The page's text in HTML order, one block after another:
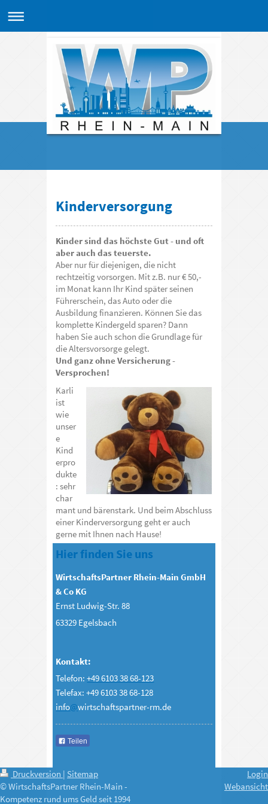
Kinderversorgung
Kinder sind das höchste Gut - und oft
aber auch das teuerste.
Aber nur für diejenigen, die nicht
rechtzeitig vorsorgen. Mit z.B. nur € 50,-
im Monat kann Ihr Kind später seinen
Führerschein, das Auto oder die
Ausbildung finanzieren. Können Sie das
komplette Kindergeld sparen? Dann
haben Sie auch schon die Grundlage für
die Altersvorsorge gelegt.
Und ganz ohne Versicherung -
Versprochen!
Karli
ist
wie
unser
e
Kind
erpro
dukte
: sehr
char
mant und bärenstark. Und beim Abschluss
einer Kinderversorgung geht er auch
gerne mit Ihnen nach Hause!
Hier finden Sie uns
WirtschaftsPartner Rhein-Main GmbH
& Co KG
Ernst Ludwig-Str. 88
63329 Egelsbach
Kontakt:
Telefon: +49 6103 38 68-123
Telefax: +49 6103 38 68-128
info@wirtschaftspartner-rm.de
Teilen
Druckversion | Sitemap
© WirtschaftsPartner Rhein-Main -
Kompetenz rund ums Geld seit 1994
Login
Webansicht